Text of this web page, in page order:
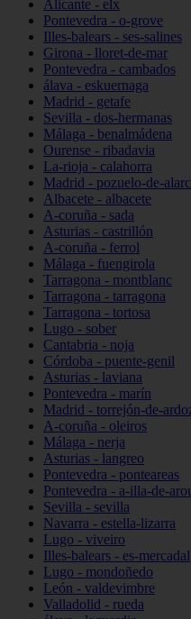
Alicante - elx
Pontevedra - o-grove
Illes-balears - ses-salines
Girona - lloret-de-mar
Pontevedra - cambados
álava - eskuernaga
Madrid - getafe
Sevilla - dos-hermanas
Málaga - benalmádena
Ourense - ribadavia
La-rioja - calahorra
Madrid - pozuelo-de-
Albacete - albacete
A-coruña - sada
Asturias - castrillón
A-coruña - ferrol
Málaga - fuengirola
Tarragona - montblanc
Tarragona - tarragona
Tarragona - tortosa
Lugo - sober
Cantabria - noja
Córdoba - puente-genil
Asturias - laviana
Pontevedra - marín
Madrid - torrejón-de-
A-coruña - oleiros
Málaga - nerja
Asturias - langreo
Pontevedra - ponteareas
Pontevedra - a-illa-de-
Sevilla - sevilla
Navarra - estella-lizarra
Lugo - viveiro
Illes-balears - es-mercadal
Lugo - mondoñedo
León - valdevimbre
Valladolid - rueda